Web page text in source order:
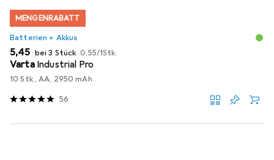
MENGENRABATT
Batterien + Akkus
EUR
5,45 bei 3 Stück EUR
0,55/1Stk.
Varta Industrial Pro
10 Stk., AA, 2950 mAh
56